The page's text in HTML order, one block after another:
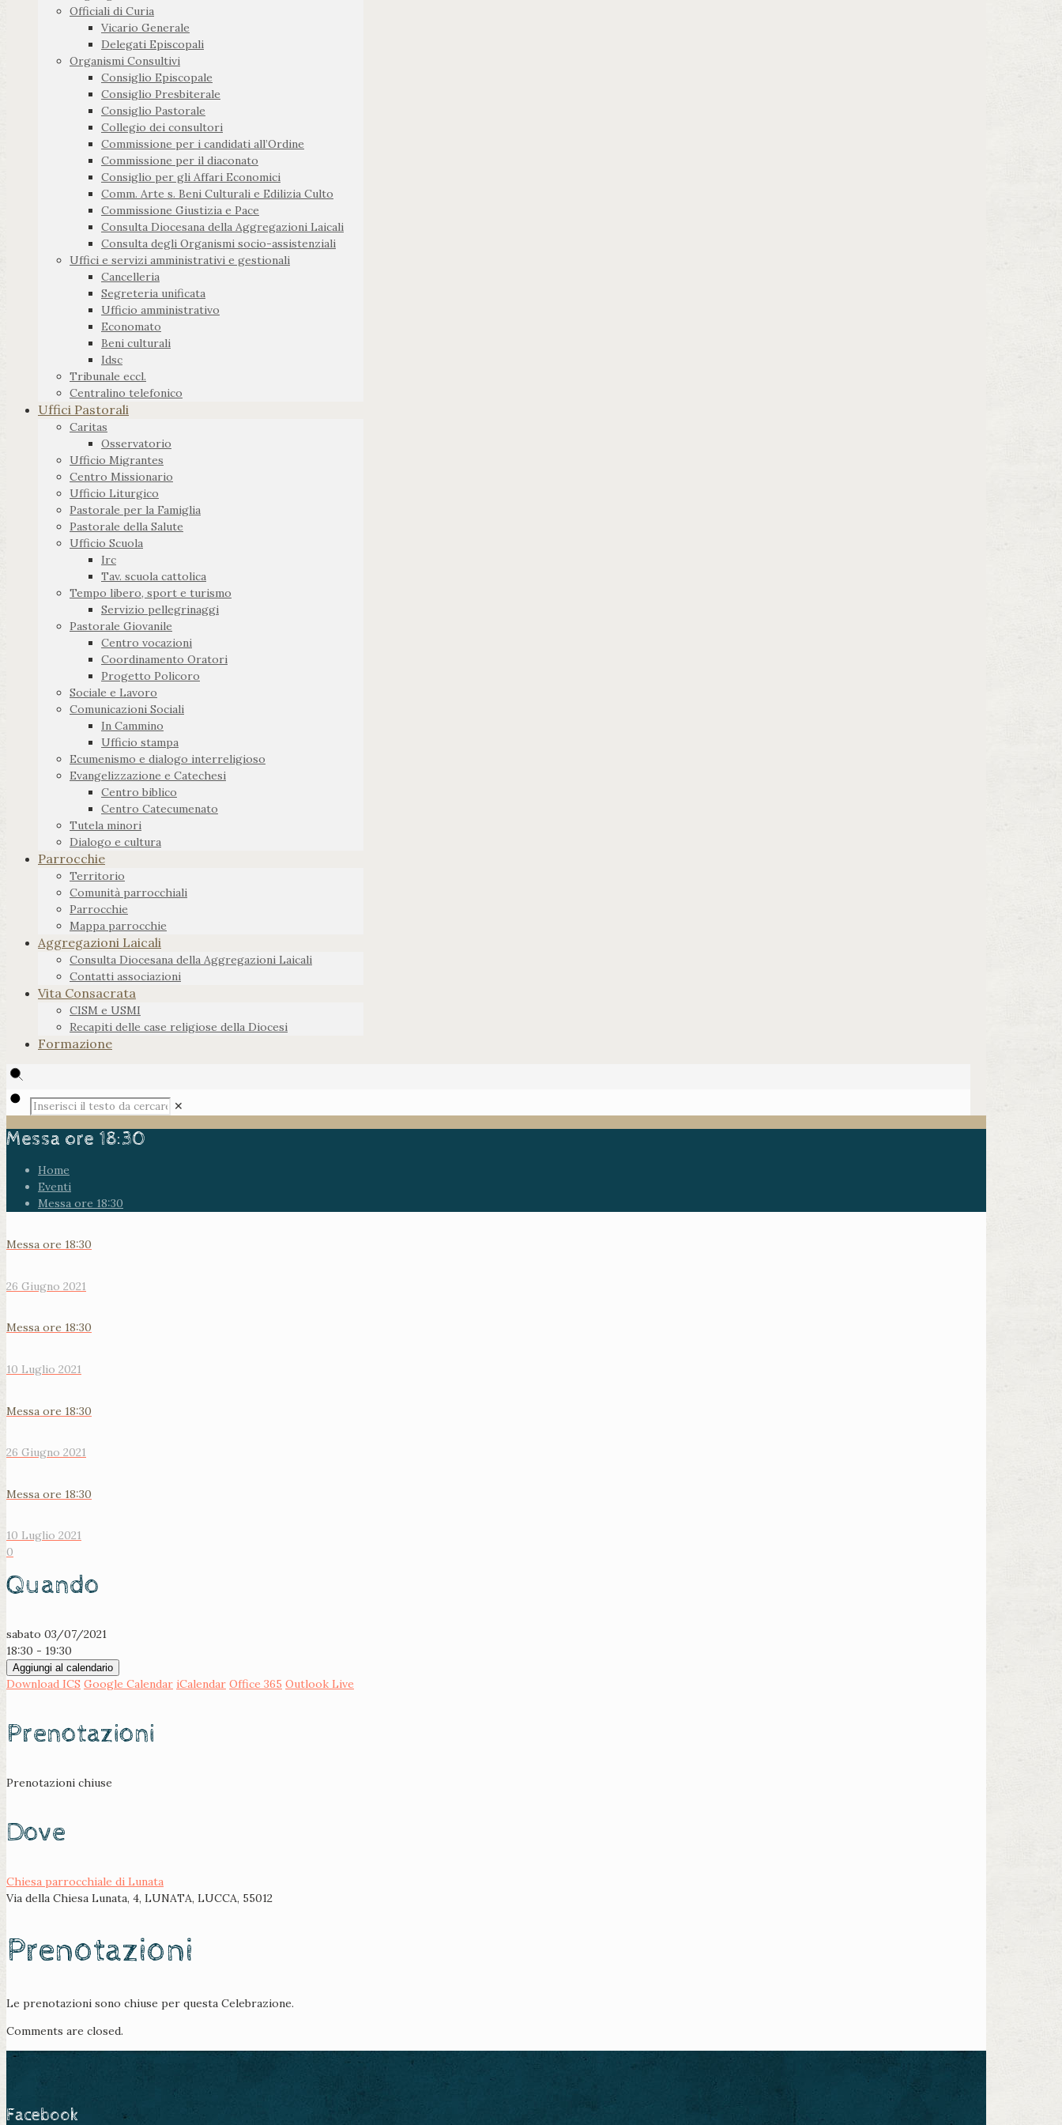
Officiali di Curia
Vicario Generale
Delegati Episcopali
Organismi Consultivi
Consiglio Episcopale
Consiglio Presbiterale
Consiglio Pastorale
Collegio dei consultori
Commissione per i candidati all’Ordine
Commissione per il diaconato
Consiglio per gli Affari Economici
Comm. Arte s. Beni Culturali e Edilizia Culto
Commissione Giustizia e Pace
Consulta Diocesana della Aggregazioni Laicali
Consulta degli Organismi socio-assistenziali
Uffici e servizi amministrativi e gestionali
Cancelleria
Segreteria unificata
Ufficio amministrativo
Economato
Beni culturali
Idsc
Tribunale eccl.
Centralino telefonico
Uffici Pastorali
Caritas
Osservatorio
Ufficio Migrantes
Centro Missionario
Ufficio Liturgico
Pastorale per la Famiglia
Pastorale della Salute
Ufficio Scuola
Irc
Tav. scuola cattolica
Tempo libero, sport e turismo
Servizio pellegrinaggi
Pastorale Giovanile
Centro vocazioni
Coordinamento Oratori
Progetto Policoro
Sociale e Lavoro
Comunicazioni Sociali
In Cammino
Ufficio stampa
Ecumenismo e dialogo interreligioso
Evangelizzazione e Catechesi
Centro biblico
Centro Catecumenato
Tutela minori
Dialogo e cultura
Parrocchie
Territorio
Comunità parrocchiali
Parrocchie
Mappa parrocchie
Aggregazioni Laicali
Consulta Diocesana della Aggregazioni Laicali
Contatti associazioni
Vita Consacrata
CISM e USMI
Recapiti delle case religiose della Diocesi
Formazione
✕
Messa ore 18:30
Home
Eventi
Messa ore 18:30
Messa ore 18:30
26 Giugno 2021
Messa ore 18:30
10 Luglio 2021
Messa ore 18:30
26 Giugno 2021
Messa ore 18:30
10 Luglio 2021
0
Quando
sabato 03/07/2021
18:30 - 19:30
Aggiungi al calendario
Download ICS Google Calendar iCalendar Office 365 Outlook Live
Prenotazioni
Prenotazioni chiuse
Dove
Chiesa parrocchiale di Lunata
Via della Chiesa Lunata, 4, LUNATA, LUCCA, 55012
Prenotazioni
Le prenotazioni sono chiuse per questa Celebrazione.
Comments are closed.
Facebook